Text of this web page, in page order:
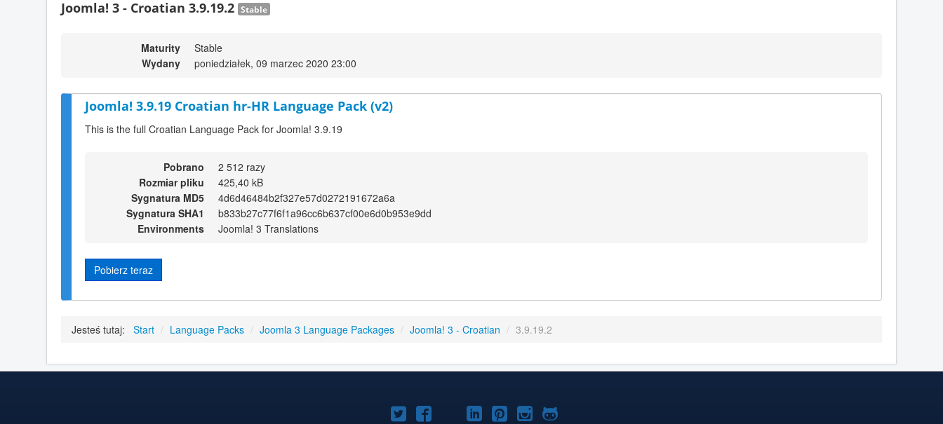
Joomla! 3 - Croatian 3.9.19.2 Stable
Maturity
Stable
Wydany
poniedziałek, 09 marzec 2020 23:00
Joomla! 3.9.19 Croatian hr-HR Language Pack (v2)
This is the full Croatian Language Pack for Joomla! 3.9.19
Pobrano
2 512 razy
Rozmiar pliku
425,40 kB
Sygnatura MD5
4d6d46484b2f327e57d0272191672a6a
Sygnatura SHA1
b833b27c77f6f1a96cc6b637cf00e6d0b953e9dd
Environments
Joomla! 3 Translations
Pobierz teraz
Jesteś tutaj: Start / Language Packs / Joomla 3 Language Packages / Joomla! 3 - Croatian / 3.9.19.2
Joomla!Joomla!Joomla!
Joomla!Joomla!
Joomla!Joomla!